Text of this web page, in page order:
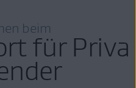
beim
für Priva